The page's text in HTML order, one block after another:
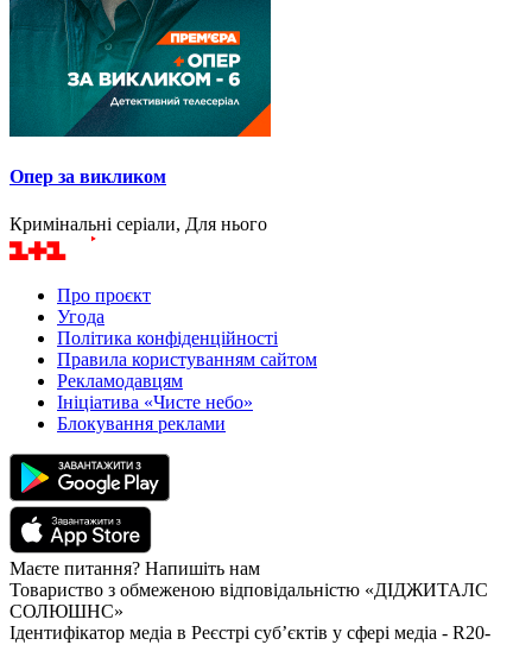
Опер за викликом
Кримінальні серіали, Для нього
Про проєкт
Угода
Політика конфіденційності
Правила користуванням сайтом
Рекламодавцям
Ініціатива «Чисте небо»
Блокування реклами
Маєте питання? Напишіть нам
Товариство з обмеженою відповідальністю «ДІДЖИТАЛС
СОЛЮШНС»
Ідентифікатор медіа в Реєстрі суб’єктів у сфері медіа - R20-